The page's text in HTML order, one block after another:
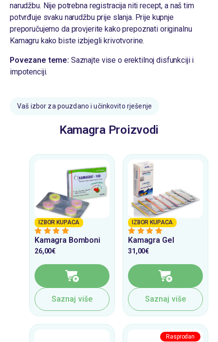
narudžbu. Nije potrebna registracija niti recept, a naš tim
potvrđuje svaku narudžbu prije slanja. Prije kupnje
preporučujemo da provjerite kako prepoznati originalnu
Kamagru kako biste izbjegli krivotvorine.
Povezane teme: Saznajte vise o erektilnoj disfunkcijii
impotenciji.
Vaš izbor za pouzdano i učinkovito rješenje
Kamagra Proizvodi
IZBOR KUPACA
5from 5
Kamagra Bomboni
26,00€
Saznaj više
IZBOR KUPACA
5from 5
Kamagra Gel
31,00€
Saznaj više